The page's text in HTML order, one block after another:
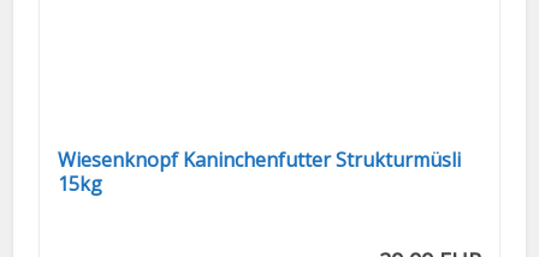
Wiesenknopf Kaninchenfutter Strukturmüsli
15kg